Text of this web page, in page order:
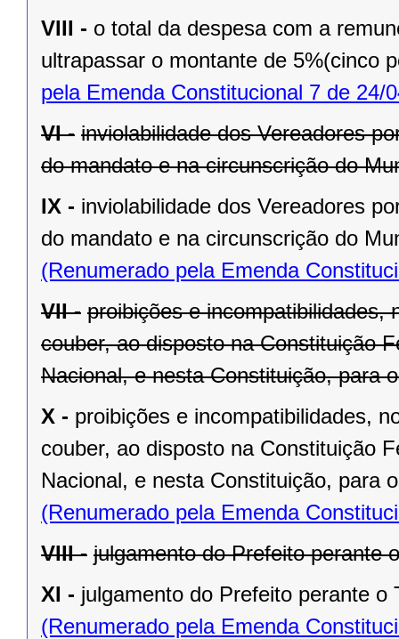
VIII - o total da despesa com a
ultrapassar o montante de 5%(cinco
pela Emenda Constitucional 7 de 24/
VI - inviolabilidade dos Vereadores
do mandato e na circunscrição do
IX - inviolabilidade dos Vereadores
do mandato e na circunscrição do
(Renumerado pela Emenda
VII - proibições e incompatibilidades,
couber, ao disposto na Constituição
Nacional, e nesta Constituição, para
X - proibições e incompatibilidades,
couber, ao disposto na Constituição
Nacional, e nesta Constituição, para
(Renumerado pela Emenda
VIII - julgamento do Prefeito perante
XI - julgamento do Prefeito perante o
(Renumerado pela Emenda